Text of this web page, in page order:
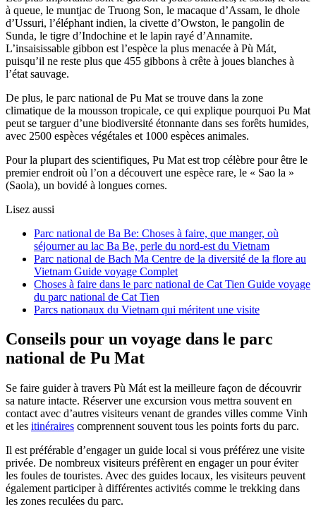
à queue, le muntjac de Truong Son, le macaque d’Assam, le dhole
d’Ussuri, l’éléphant indien, la civette d’Owston, le pangolin de
Sunda, le tigre d’Indochine et le lapin rayé d’Annamite.
L’insaisissable gibbon est l’espèce la plus menacée à Pù Mát,
puisqu’il ne reste plus que 455 gibbons à crête à joues blanches à
l’état sauvage.
De plus, le parc national de Pu Mat se trouve dans la zone
climatique de la mousson tropicale, ce qui explique pourquoi Pu Mat
peut se targuer d’une biodiversité étonnante dans ses forêts humides,
avec 2500 espèces végétales et 1000 espèces animales.
Pour la plupart des scientifiques, Pu Mat est trop célèbre pour être le
premier endroit où l’on a découvert une espèce rare, le « Sao la »
(Saola), un bovidé à longues cornes.
Lisez aussi
Parc national de Ba Be: Choses à faire, que manger, où
séjourner au lac Ba Be, perle du nord-est du Vietnam
Parc national de Bach Ma Centre de la diversité de la flore au
Vietnam Guide voyage Complet
Choses à faire dans le parc national de Cat Tien Guide voyage
du parc national de Cat Tien
Parcs nationaux du Vietnam qui méritent une visite
Conseils pour un voyage dans le parc
national de Pu Mat
Se faire guider à travers Pù Mát est la meilleure façon de découvrir
sa nature intacte. Réserver une excursion vous mettra souvent en
contact avec d’autres visiteurs venant de grandes villes comme Vinh
et les itinéraires comprennent souvent tous les points forts du parc.
Il est préférable d’engager un guide local si vous préférez une visite
privée. De nombreux visiteurs préfèrent en engager un pour éviter
les foules de touristes. Avec des guides locaux, les visiteurs peuvent
également participer à différentes activités comme le trekking dans
les zones reculées du parc.